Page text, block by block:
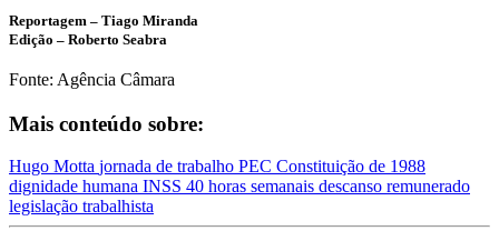
Reportagem – Tiago Miranda
Edição – Roberto Seabra
Fonte: Agência Câmara
Mais conteúdo sobre:
Hugo Motta jornada de trabalho PEC Constituição de 1988
dignidade humana INSS 40 horas semanais descanso remunerado
legislação trabalhista